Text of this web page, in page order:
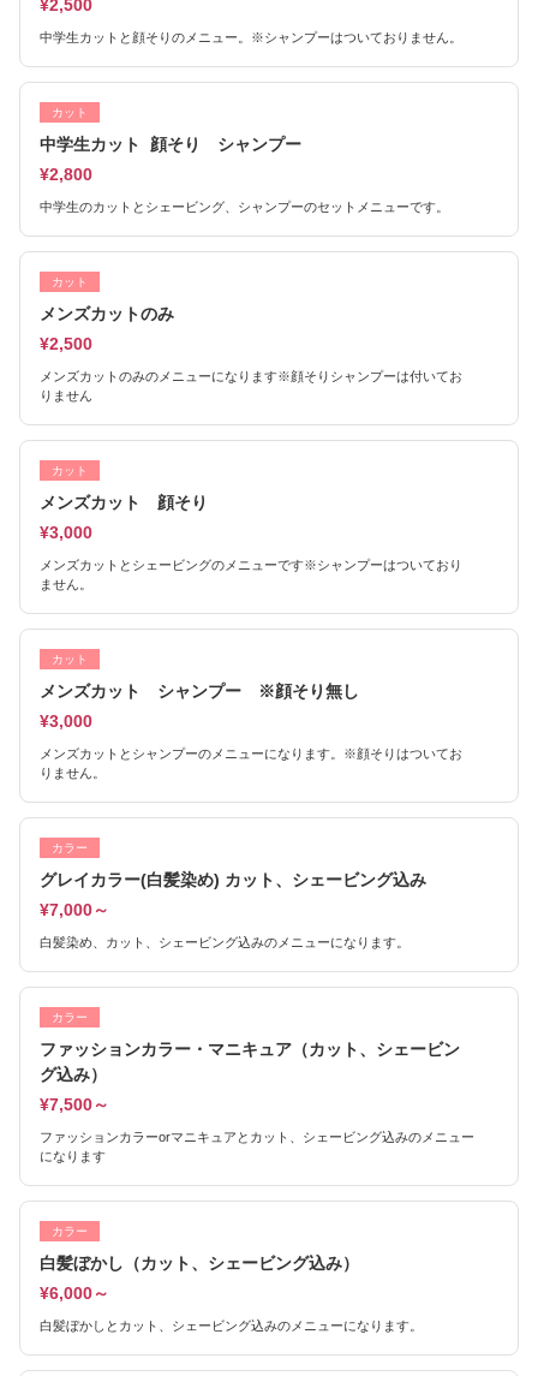
¥2,500
中学生カットと顔そりのメニュー。※シャンプーはついておりません。
カット
中学生カット 顔そり シャンプー
¥2,800
中学生のカットとシェービング、シャンプーのセットメニューです。
カット
メンズカットのみ
¥2,500
メンズカットのみのメニューになります※顔そりシャンプーは付いてお
りません
カット
メンズカット 顔そり
¥3,000
メンズカットとシェービングのメニューです※シャンプーはついており
ません。
カット
メンズカット シャンプー ※顔そり無し
¥3,000
メンズカットとシャンプーのメニューになります。※顔そりはついてお
りません。
カラー
グレイカラー(白髪染め) カット、シェービング込み
¥7,000～
白髪染め、カット、シェービング込みのメニューになります。
カラー
ファッションカラー・マニキュア（カット、シェービン
グ込み）
¥7,500～
ファッションカラーorマニキュアとカット、シェービング込みのメニュー
になります
カラー
白髪ぼかし（カット、シェービング込み）
¥6,000～
白髪ぼかしとカット、シェービング込みのメニューになります。